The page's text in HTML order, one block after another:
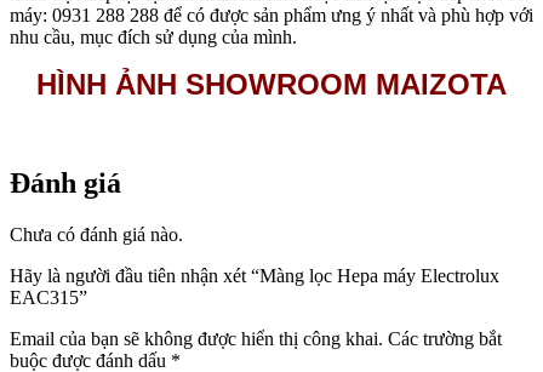
máy: 0931 288 288 để có được sản phẩm ưng ý nhất và phù hợp với
nhu cầu, mục đích sử dụng của mình.
HÌNH ẢNH SHOWROOM MAIZOTA
Đánh giá
Chưa có đánh giá nào.
Hãy là người đầu tiên nhận xét “Màng lọc Hepa máy Electrolux
EAC315”
Email của bạn sẽ không được hiển thị công khai. Các trường bắt
buộc được đánh dấu *